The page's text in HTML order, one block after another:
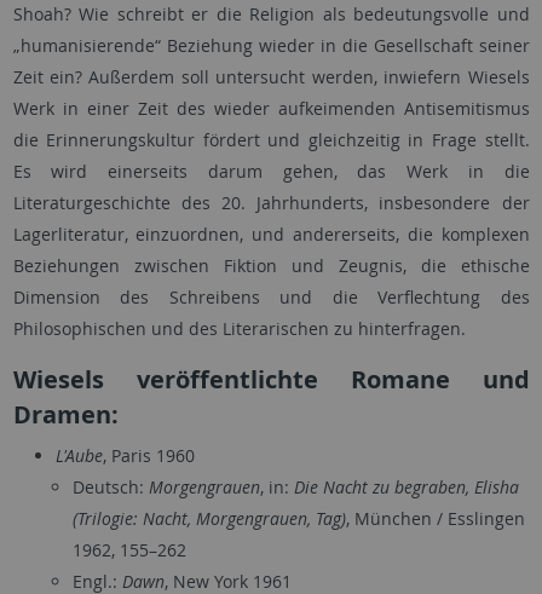
Shoah? Wie schreibt er die Religion als bedeutungsvolle und
„humanisierende“ Beziehung wieder in die Gesellschaft seiner
Zeit ein? Außerdem soll untersucht werden, inwiefern Wiesels
Werk in einer Zeit des wieder aufkeimenden Antisemitismus
die Erinnerungskultur fördert und gleichzeitig in Frage stellt.
Es wird einerseits darum gehen, das Werk in die
Literaturgeschichte des 20. Jahrhunderts, insbesondere der
Lagerliteratur, einzuordnen, und andererseits, die komplexen
Beziehungen zwischen Fiktion und Zeugnis, die ethische
Dimension des Schreibens und die Verflechtung des
Philosophischen und des Literarischen zu hinterfragen.
Wiesels veröffentlichte Romane und
Dramen:
L'Aube, Paris 1960
Deutsch: Morgengrauen, in: Die Nacht zu begraben, Elisha
(Trilogie: Nacht, Morgengrauen, Tag), München / Esslingen
1962, 155–262
Engl.: Dawn, New York 1961